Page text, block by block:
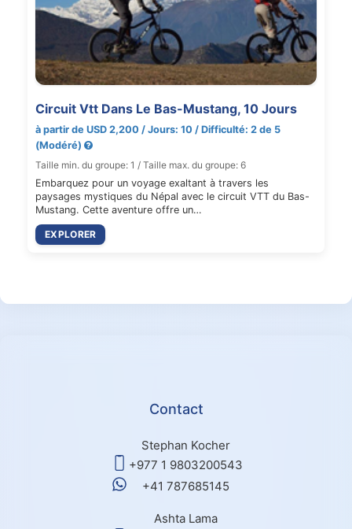
Circuit Vtt Dans Le Bas-Mustang, 10 Jours
à partir de USD 2,200 / Jours: 10 / Difficulté: 2 de 5
(Modéré)
Taille min. du groupe: 1 / Taille max. du groupe: 6
Embarquez pour un voyage exaltant à travers les
paysages mystiques du Népal avec le circuit VTT du Bas-
Mustang. Cette aventure offre un…
EXPLORER
Contact
Stephan Kocher
+977 1 9803200543
+41 787685145
Ashta Lama